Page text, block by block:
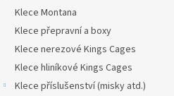
Klece Montana
Klece přepravní a boxy
Klece nerezové Kings Cages
Klece hliníkové Kings Cages
Klece příslušenství (misky atd.)